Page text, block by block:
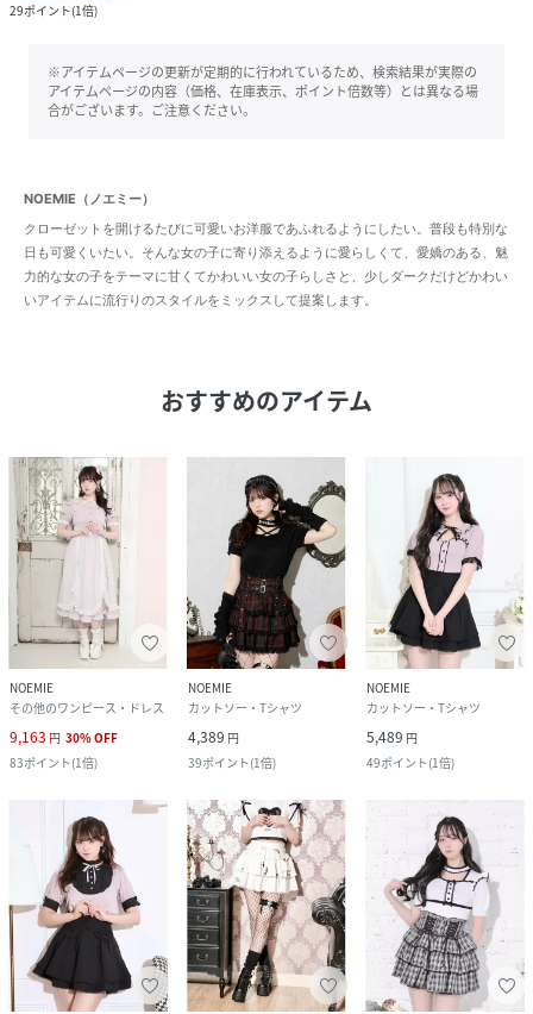
29ポイント(1倍)
※アイテムページの更新が定期的に行われているため、検索結果が実際の
アイテムページの内容（価格、在庫表示、ポイント倍数等）とは異なる場
合がございます。ご注意ください。
NOEMIE（ノエミー）
クローゼットを開けるたびに可愛いお洋服であふれるようにしたい。普段も特別な
日も可愛くいたい。そんな女の子に寄り添えるように愛らしくて、愛嬌のある、魅
力的な女の子をテーマに甘くてかわいい女の子らしさと、少しダークだけどかわい
いアイテムに流行りのスタイルをミックスして提案します。
おすすめのアイテム
NOEMIE
その他のワンピース・ドレス
9,163 円 30%OFF
83ポイント(1倍)
NOEMIE
カットソー・Tシャツ
4,389 円
39ポイント(1倍)
NOEMIE
カットソー・Tシャツ
5,489 円
49ポイント(1倍)